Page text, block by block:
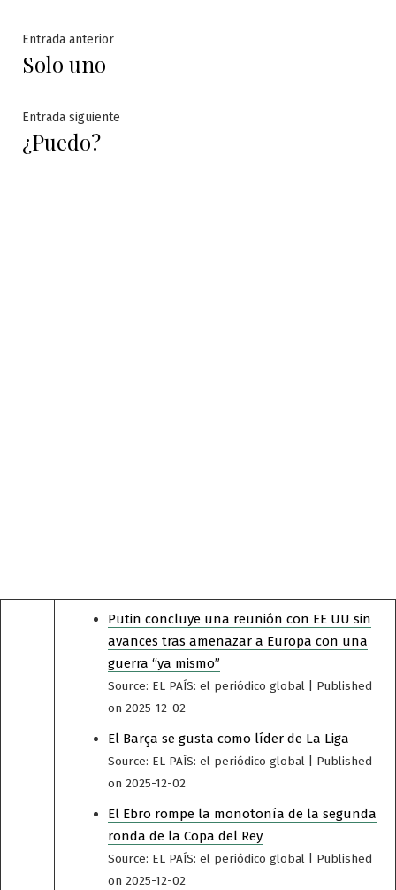
Navegación
de
entradas
Entrada anteriorEntrada
Solo uno
Entrada siguiente
¿Puedo?
Putin concluye una reunión con EE UU sin
avances tras amenazar a Europa con una
guerra “ya mismo”
Source: EL PAÍS: el periódico global
Published
on 2025-12-02
El Barça se gusta como líder de La Liga
Source: EL PAÍS: el periódico global
Published
on 2025-12-02
El Ebro rompe la monotonía de la segunda
ronda de la Copa del Rey
Source: EL PAÍS: el periódico global
Published
on 2025-12-02